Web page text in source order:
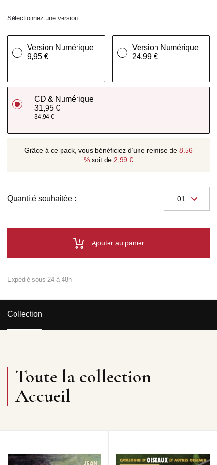
Sélectionnez une version :
Version Numérique
9,95 €
Version Numérique
24,99 €
CD & Numérique
31,95 €
34,94 €
Grâce à ce pack, vous bénéficiez d’une remise de 8.56
% soit de 2,99 €
Quantité souhaitée :
Ajouter au panier
Expédié sous 24 à 48h
Collection
Toute la collection
Accueil